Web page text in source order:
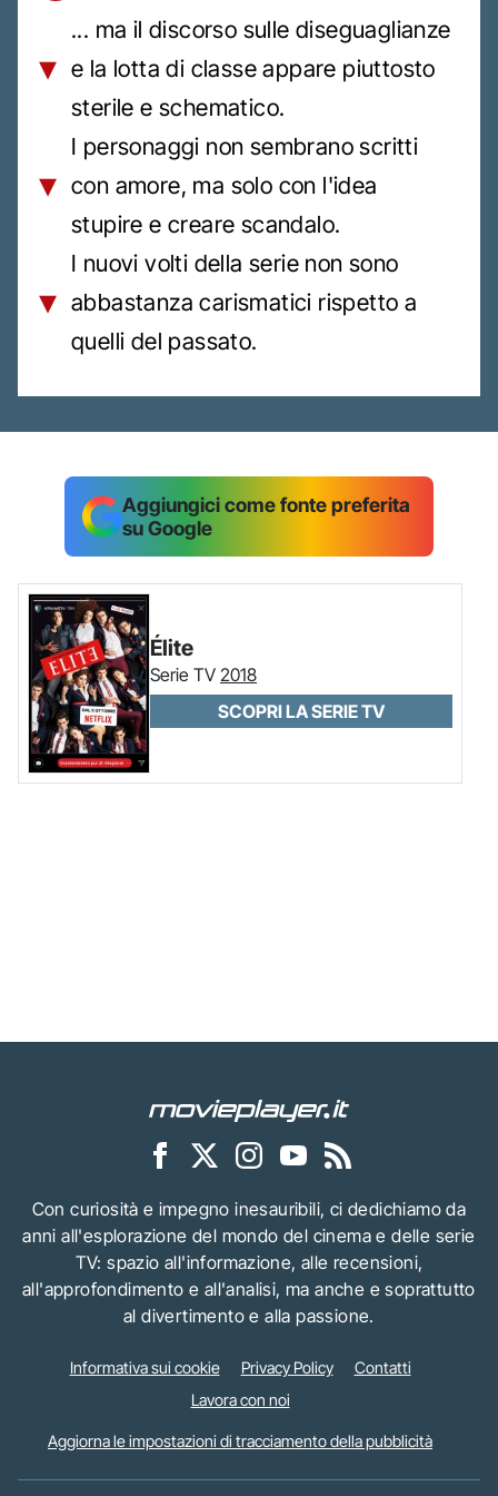
... ma il discorso sulle diseguaglianze
e la lotta di classe appare piuttosto
sterile e schematico.
I personaggi non sembrano scritti
con amore, ma solo con l'idea
stupire e creare scandalo.
I nuovi volti della serie non sono
abbastanza carismatici rispetto a
quelli del passato.
Aggiungici come fonte preferita
su Google
Élite
Serie TV 2018
SCOPRI LA SERIE TV
Con curiosità e impegno inesauribili, ci dedichiamo da
anni all'esplorazione del mondo del cinema e delle serie
TV: spazio all'informazione, alle recensioni,
all'approfondimento e all'analisi, ma anche e soprattutto
al divertimento e alla passione.
Informativa sui cookie Privacy Policy
Contatti
Lavora con noi
Aggiorna le impostazioni di tracciamento della pubblicità